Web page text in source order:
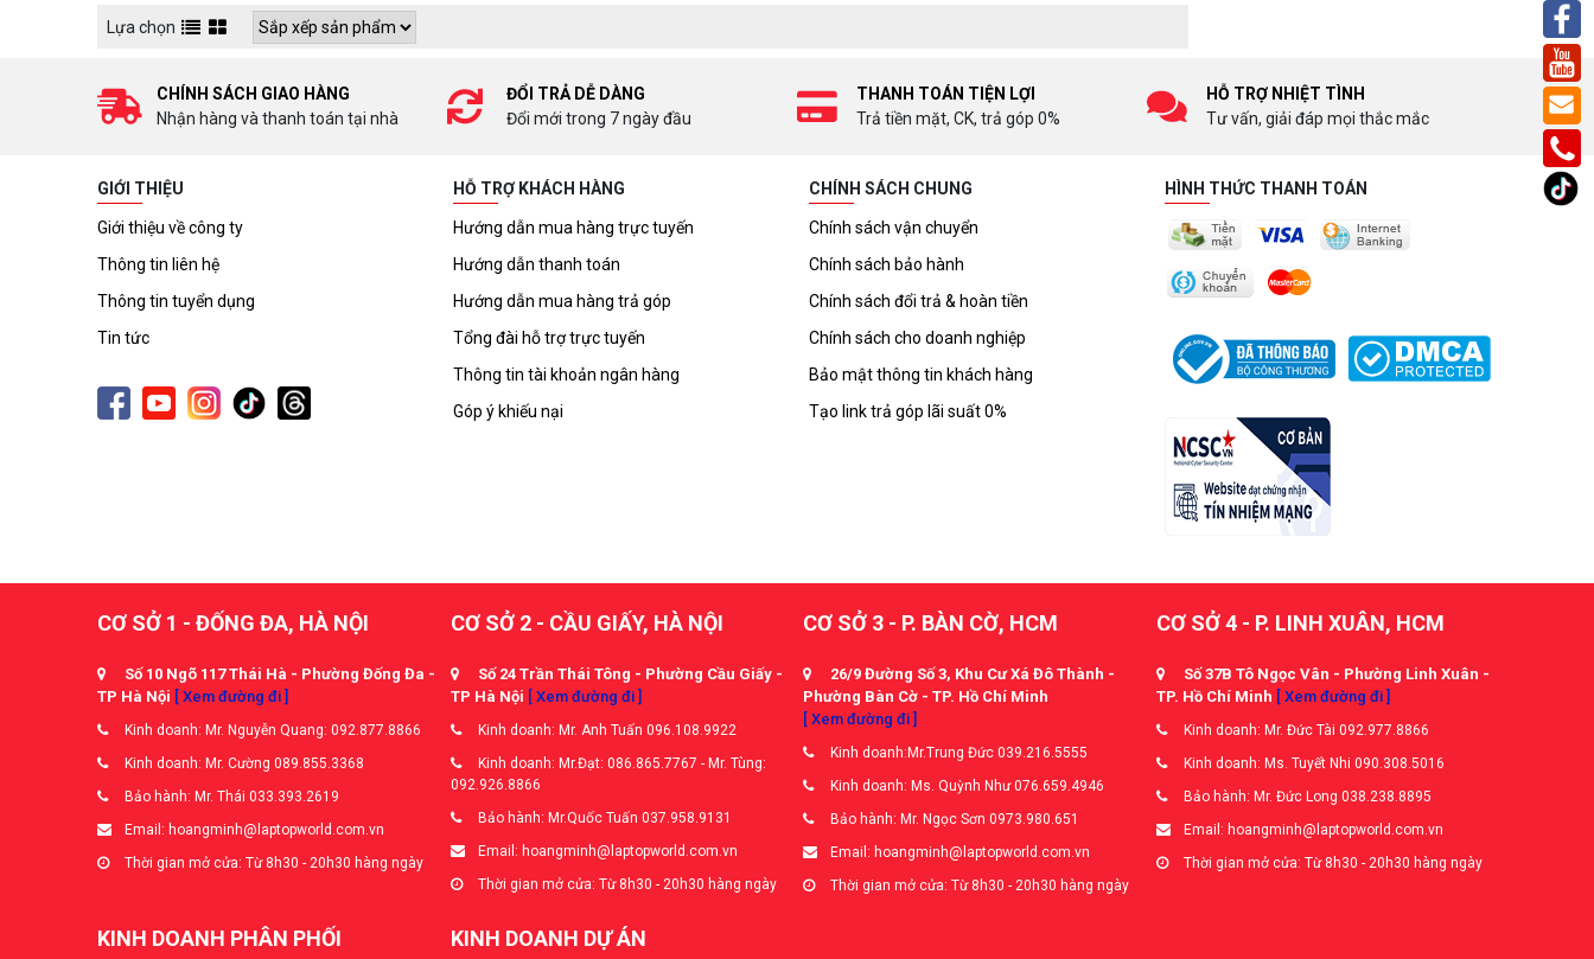
Lựa chọn
CHÍNH SÁCH GIAO HÀNG
Nhận hàng và thanh toán tại nhà
ĐỔI TRẢ DỄ DÀNG
Đổi mới trong 7 ngày đầu
THANH TOÁN TIỆN LỢI
Trả tiền mặt, CK, trả góp 0%
HỖ TRỢ NHIỆT TÌNH
Tư vấn, giải đáp mọi thắc mắc
GIỚI THIỆU
Giới thiệu về công ty
Thông tin liên hệ
Thông tin tuyển dụng
Tin tức
HỖ TRỢ KHÁCH HÀNG
Hướng dẫn mua hàng trực tuyến
Hướng dẫn thanh toán
Hướng dẫn mua hàng trả góp
Tổng đài hỗ trợ trực tuyến
Thông tin tài khoản ngân hàng
Góp ý khiếu nại
CHÍNH SÁCH CHUNG
Chính sách vận chuyển
Chính sách bảo hành
Chính sách đổi trả & hoàn tiền
Chính sách cho doanh nghiệp
Bảo mật thông tin khách hàng
Tạo link trả góp lãi suất 0%
HÌNH THỨC THANH TOÁN
CƠ SỞ 1 - ĐỐNG ĐA, HÀ NỘI
Số 10 Ngõ 117 Thái Hà - Phường Đống Đa -
TP Hà Nội [ Xem đường đi ]
Kinh doanh: Mr. Nguyễn Quang: 092.877.8866
Kinh doanh: Mr. Cường 089.855.3368
Bảo hành: Mr. Thái 033.393.2619
Email: hoangminh@laptopworld.com.vn
Thời gian mở cửa: Từ 8h30 - 20h30 hàng ngày
CƠ SỞ 2 - CẦU GIẤY, HÀ NỘI
Số 24 Trần Thái Tông - Phường Cầu Giấy -
TP Hà Nội [ Xem đường đi ]
Kinh doanh: Mr. Anh Tuấn 096.108.9922
Kinh doanh: Mr.Đạt: 086.865.7767 - Mr. Tùng:
092.926.8866
Bảo hành: Mr.Quốc Tuấn 037.958.9131
Email: hoangminh@laptopworld.com.vn
Thời gian mở cửa: Từ 8h30 - 20h30 hàng ngày
CƠ SỞ 3 - P. BÀN CỜ, HCM
26/9 Đường Số 3, Khu Cư Xá Đô Thành -
Phường Bàn Cờ - TP. Hồ Chí Minh
[ Xem đường đi ]
Kinh doanh:Mr.Trung Đức 039.216.5555
Kinh doanh: Ms. Quỳnh Như 076.659.4946
Bảo hành: Mr. Ngọc Sơn 0973.980.651
Email: hoangminh@laptopworld.com.vn
Thời gian mở cửa: Từ 8h30 - 20h30 hàng ngày
CƠ SỞ 4 - P. LINH XUÂN, HCM
Số 37B Tô Ngọc Vân - Phường Linh Xuân -
TP. Hồ Chí Minh [ Xem đường đi ]
Kinh doanh: Mr. Đức Tài 092.977.8866
Kinh doanh: Ms. Tuyết Nhi 090.308.5016
Bảo hành: Mr. Đức Long 038.238.8895
Email: hoangminh@laptopworld.com.vn
Thời gian mở cửa: Từ 8h30 - 20h30 hàng ngày
KINH DOANH PHÂN PHỐI KINH DOANH DỰ ÁN